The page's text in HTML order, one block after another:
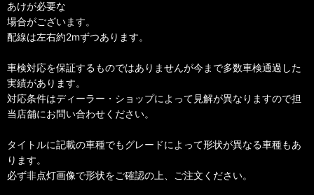
あけが必要な
場合がございます。
配線は左右約2mずつあります。
車検対応を保証するものではありませんが今まで多数車検通過した
実績があります。
対応条件はディーラー・ショップによって見解が異なりますので担
当店舗にお問い合わせください。
タイトルに記載の車種でもグレードによって形状が異なる車種もあ
ります。
必ず非点灯画像で形状をご確認の上、ご注文ください。